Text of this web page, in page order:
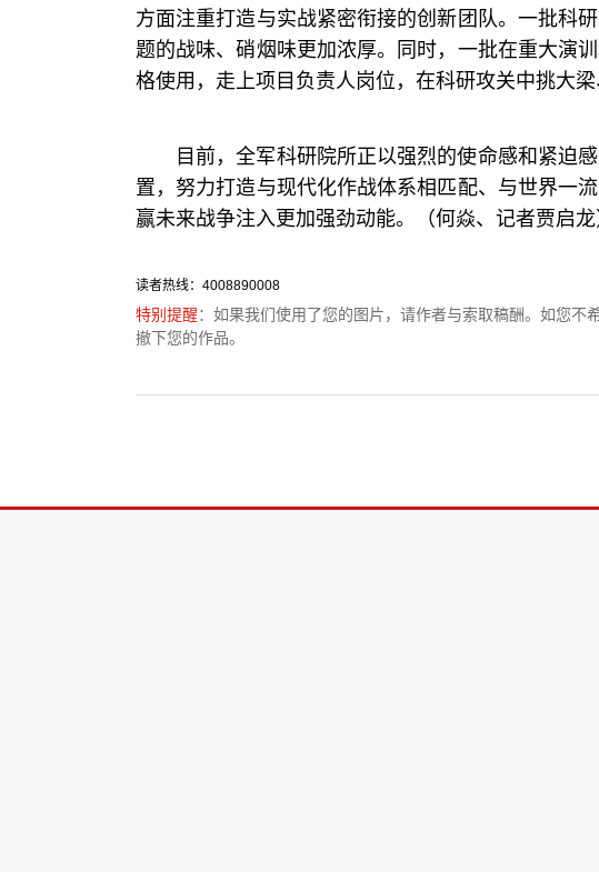
方面注重打造与实战紧密衔接的创新团队。一批科
题的战味、硝烟味更加浓厚。同时，一批在重大演
格使用，走上项目负责人岗位，在科研攻关中挑大梁
目前，全军科研院所正以强烈的使命感和紧迫
置，努力打造与现代化作战体系相匹配、与世界一
赢未来战争注入更加强劲动能。（何焱、记者贾启龙
读者热线：4008890008
特别提醒：如果我们使用了您的图片，请作者与索取稿酬。如您
撤下您的作品。